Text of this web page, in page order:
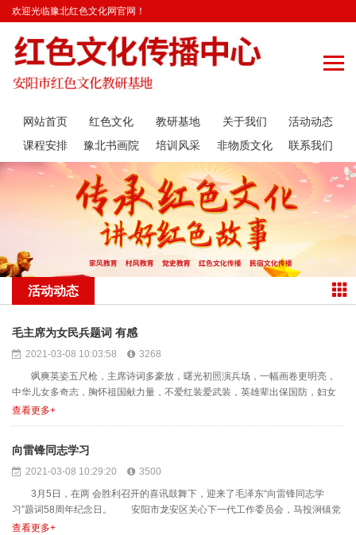
欢迎光临豫北红色文化网官网！
网站首页 红色文化 教研基地 关于我们
活动动态
课程安排
豫北书画院 培训风采
非物质文化
遗产传承
联系我们
活动动态
毛主席为女民兵题词 有感
2021-03-08 10:03:58
3268
飒爽英姿五尺枪，主席诗词多豪放，曙光初照演兵场，一幅画卷更明亮，
中华儿女多奇志，胸怀祖国献力量，不爱红装爱武装，英雄辈出保国防，妇女
今昔比翼飞，各行各业树榜......
查看更多+
向雷锋同志学习
2021-03-08 10:29:20
3500
3月5日，在两 会胜利召开的喜讯鼓舞下，迎来了毛泽东“向雷锋同志学
习”题词58周年纪念日。 安阳市龙安区关心下一代工作委员会，马投涧镇党
委、政府，安阳市志......
查看更多+